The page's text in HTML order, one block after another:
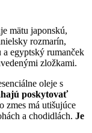
mätu japonskú,
rozmarín,
a egyptský rumanček
zložkami.
oleje s
poskytovať
zmes má utišujúce
a chodidlách. Je